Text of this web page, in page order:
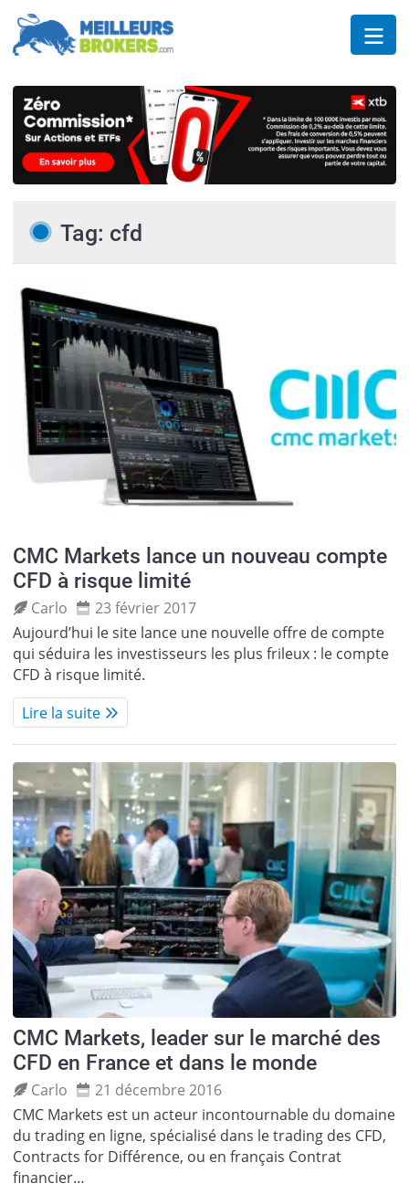
Tag: cfd
CMC Markets lance un nouveau compte
CFD à risque limité
Carlo
23 février 2017
Aujourd’hui le site lance une nouvelle offre de compte
qui séduira les investisseurs les plus frileux : le compte
CFD à risque limité.
Lire la suite
CMC Markets, leader sur le marché des
CFD en France et dans le monde
Carlo
21 décembre 2016
CMC Markets est un acteur incontournable du domaine
du trading en ligne, spécialisé dans le trading des CFD,
Contracts for Différence, ou en français Contrat
financier…